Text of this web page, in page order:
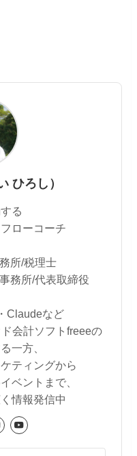
ひろし）
る
ローコーチ
所/税理士
務所/代表取締役
Claudeなど
会計ソフトfreeeの
一方、
ティングから
ベントまで、
情報発信中